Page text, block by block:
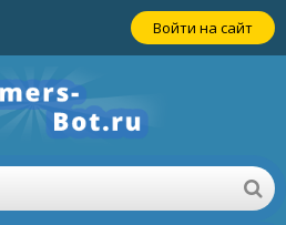
Войти на сайт